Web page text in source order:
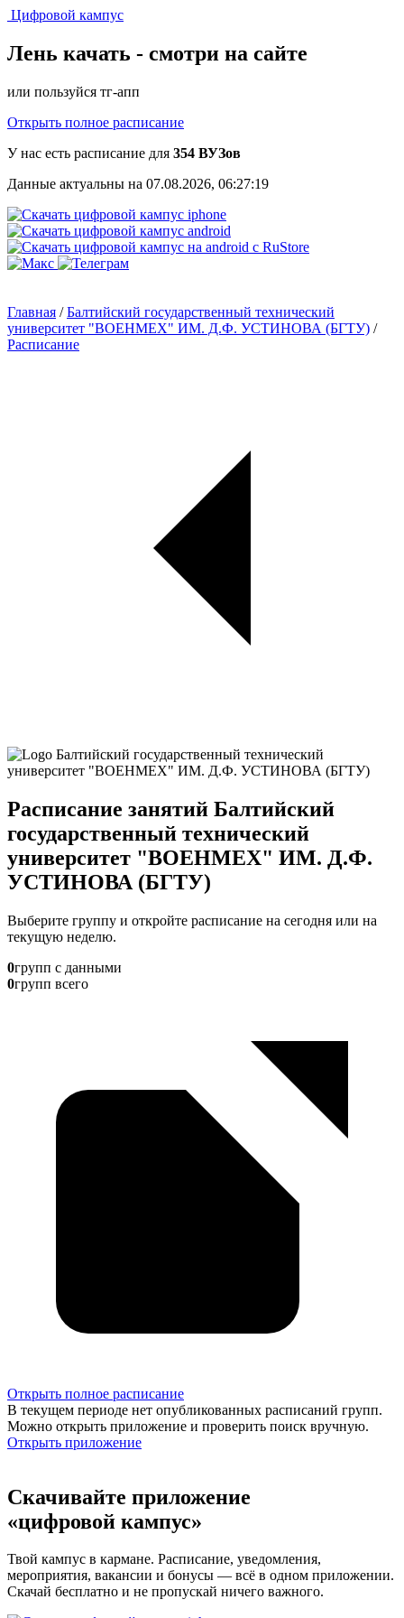
Цифровой кампус
Лень качать - смотри на сайте
или пользуйся тг-апп
Открыть полное расписание
У нас есть расписание для 354 ВУЗов
Данные актуальны на 07.08.2026, 06:27:19
Главная /Балтийский государственный технический
университет "ВОЕНМЕХ" ИМ. Д.Ф. УСТИНОВА (БГТУ) /
Расписание
Расписание занятий Балтийский
государственный технический
университет "ВОЕНМЕХ" ИМ. Д.Ф.
УСТИНОВА (БГТУ)
Выберите группу и откройте расписание на сегодня или на
текущую неделю.
0групп с данными
0групп всего
Открыть полное расписание
В текущем периоде нет опубликованных расписаний групп.
Можно открыть приложение и проверить поиск вручную.
Открыть приложение
Скачивайте приложение
«цифровой кампус»
Твой кампус в кармане. Расписание, уведомления,
мероприятия, вакансии и бонусы — всё в одном приложении.
Скачай бесплатно и не пропускай ничего важного.